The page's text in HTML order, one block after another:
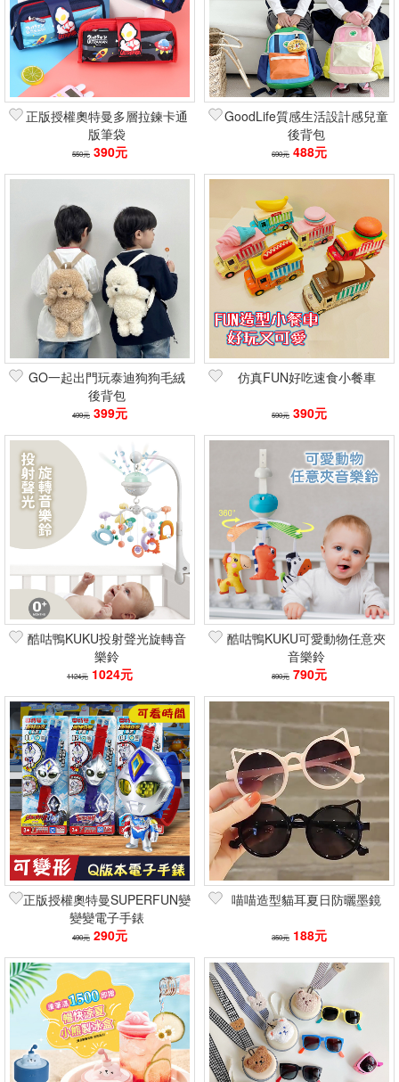
正版授權奧特曼多層拉鍊卡通
版筆袋
550元 390元
GoodLife質感生活設計感兒童
後背包
690元 488元
GO一起出門玩泰迪狗狗毛絨
後背包
499元 399元
仿真FUN好吃速食小餐車
590元 390元
酷咕鴨KUKU投射聲光旋轉音
樂鈴
1124元 1024元
酷咕鴨KUKU可愛動物任意夾
音樂鈴
890元 790元
正版授權奧特曼SUPERFUN變
變變電子手錶
490元 290元
喵喵造型貓耳夏日防曬墨鏡
350元 188元